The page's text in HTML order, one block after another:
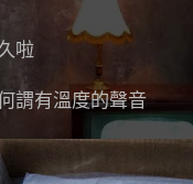
啦
謂有溫度的聲音